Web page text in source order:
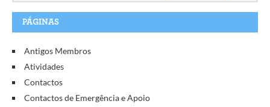
PÁGINAS
Antigos Membros
Atividades
Contactos
Contactos de Emergência e Apoio